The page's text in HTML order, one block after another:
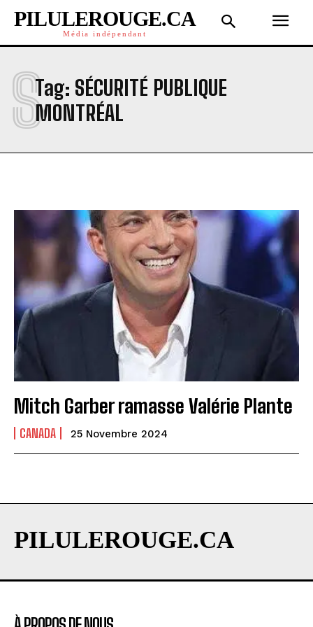
PILULEROUGE.CA
Média indépendant
Tag: SÉCURITÉ PUBLIQUE
MONTRÉAL
S
Mitch Garber ramasse Valérie Plante
CANADA 25 Novembre 2024
PILULEROUGE.CA